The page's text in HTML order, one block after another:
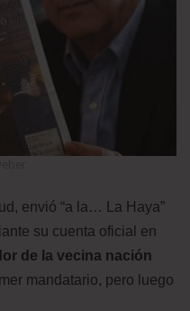
envió “a la… La Haya”
su cuenta oficial en
de la vecina nación
mandatario, pero luego